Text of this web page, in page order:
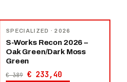
SPECIALIZED · 2026
S-Works Recon 2026 –
Oak Green/Dark Moss
Green
€ 389 € 233,40